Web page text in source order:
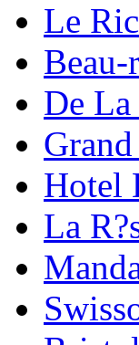
Le
Beau-
De
Hotel
La